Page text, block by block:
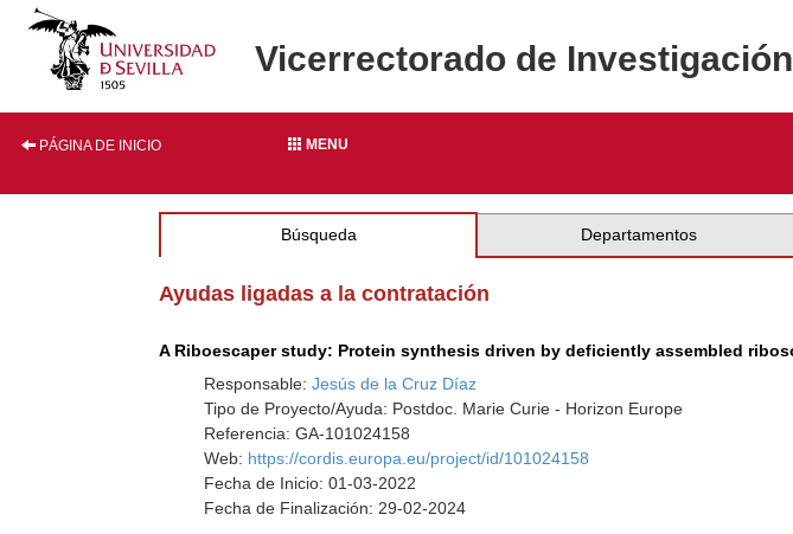
Vicerrectorado de Investigación
PÁGINA DE INICIO MENU
Búsqueda Departamentos
Ayudas ligadas a la contratación
A Riboescaper study: Protein synthesis driven by deficiently assembled
Responsable:Jesús de la Cruz Díaz
Tipo de Proyecto/Ayuda: Postdoc. Marie Curie - Horizon Europe
Referencia: GA-101024158
Web: https://cordis.europa.eu/project/id/101024158
Fecha de Inicio: 01-03-2022
Fecha de Finalización: 29-02-2024